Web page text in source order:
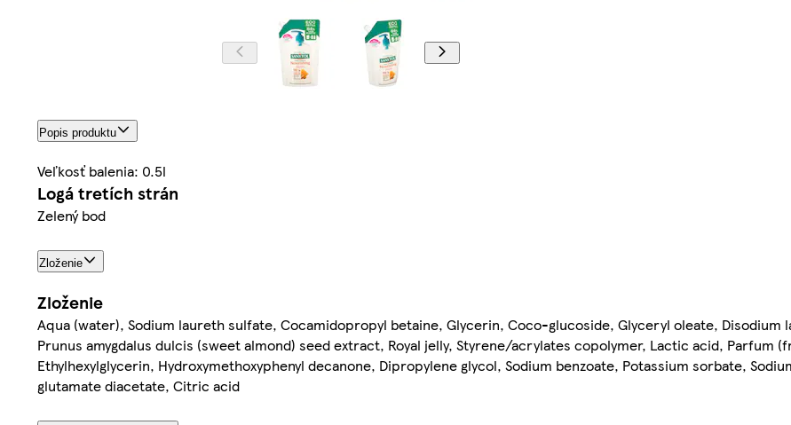
Popis produktu
Veľkosť balenia: 0.5l
Logá tretích strán
Zelený bod
Zloženie
Zloženie
Aqua (water), Sodium laureth sulfate, Cocamidopropyl betaine, Glycerin, Coco-glucoside, Glyceryl oleate, Disodium
Prunus amygdalus dulcis (sweet almond) seed extract, Royal jelly, Styrene/acrylates copolymer, Lactic acid, Parfum
Ethylhexylglycerin, Hydroxymethoxyphenyl decanone, Dipropylene glycol, Sodium benzoate, Potassium sorbate,
glutamate diacetate, Citric acid